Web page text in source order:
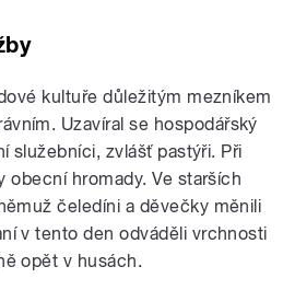
kultuře důležitým mezníkem
Uzavíral se hospodářský
služebníci, zvlášť pastýři. Při
obecní hromady. Ve starších
čeledíni a děvečky měnili
v tento den odváděli vrchnosti
opět v husách.